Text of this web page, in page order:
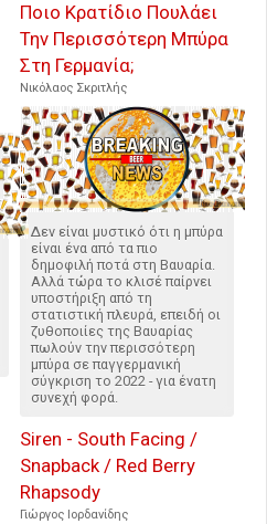
Ποιο Κρατίδιο Πουλάει
Την Περισσότερη Μπύρα
Στη Γερμανία;
Νικόλαος Σκριτλής
Δεν είναι μυστικό ότι η μπύρα
είναι ένα από τα πιο
δημοφιλή ποτά στη Βαυαρία.
Αλλά τώρα το κλισέ παίρνει
υποστήριξη από τη
στατιστική πλευρά, επειδή οι
ζυθοποιίες της Βαυαρίας
πωλούν την περισσότερη
μπύρα σε παγγερμανική
σύγκριση το 2022 - για ένατη
συνεχή φορά.
Siren - South Facing /
Snapback / Red Berry
Rhapsody
Γιώργος Ιορδανίδης